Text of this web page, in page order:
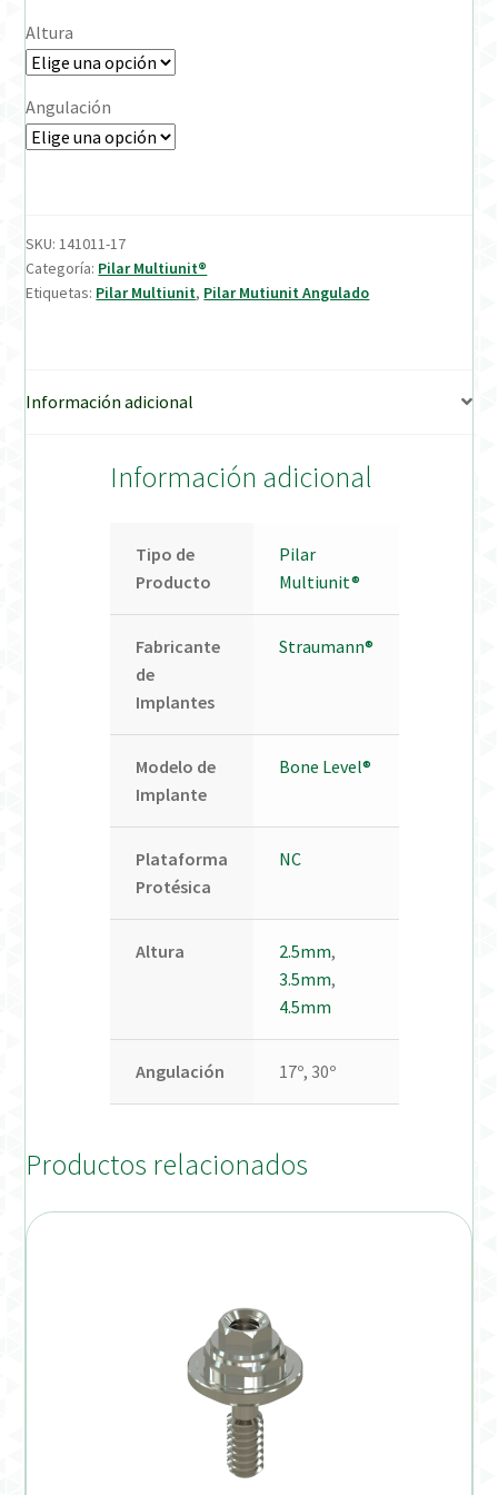
Verification Required
Welcome to DELTA Abutments | Tienda Online!
Altura
Angulación
SKU:141011-17
Categoría: Pilar Multiunit®
Etiquetas: Pilar Multiunit, Pilar Mutiunit Angulado
Información adicional
Información adicional
Tipo de
Producto
Pilar
Multiunit®
Fabricante
de
Implantes
Straumann®
Modelo de
Implante
Bone Level®
Plataforma
Protésica
NC
Altura 2.5mm,
3.5mm,
4.5mm
Angulación 17º, 30º
Productos relacionados